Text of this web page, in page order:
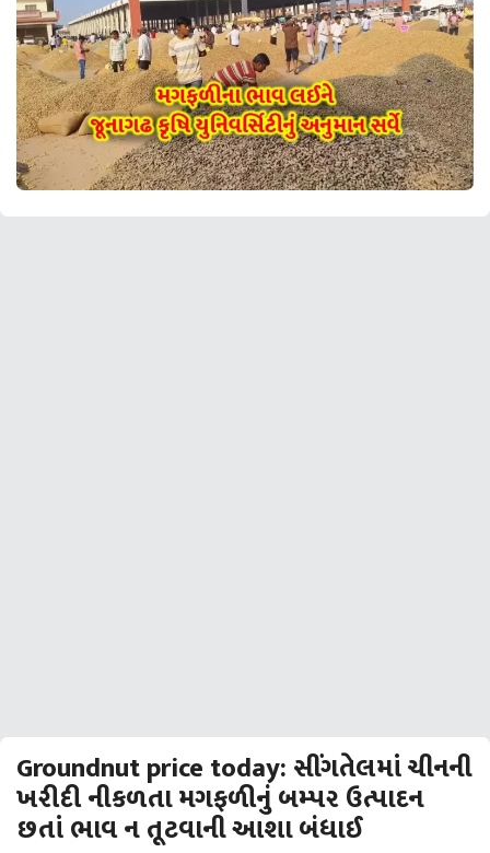
Groundnut price today: સીંગતેલમાં ચીનની
ખરીદી નીકળતા મગફળીનું બમ્પર ઉત્પાદન
છતાં ભાવ ન તૂટવાની આશા બંધાઈ